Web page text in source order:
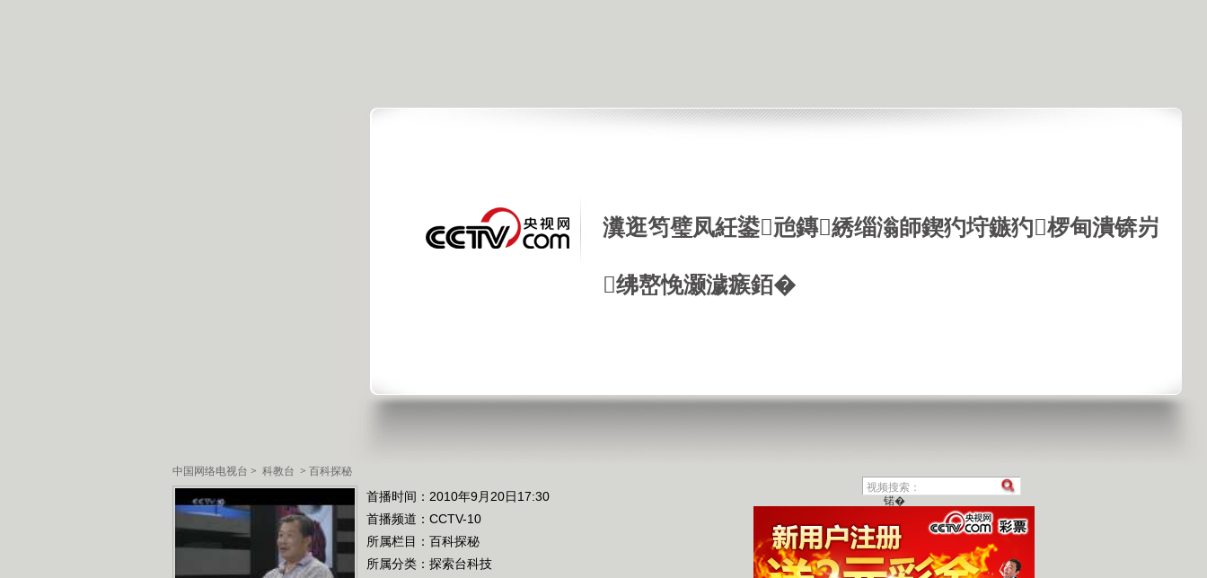
瀵逛笉璧凤紝鍙兘鏄綉缁滃師鍥犳垨鏃犳椤甸潰锛岃
绋嶅悗灏濊瘯銆�
中国网络电视台 > 科教台 > 百科探秘
首播时间：2010年9月20日17:30
首播频道： CCTV-10
所属栏目： 百科探秘
所属分类：探索台科技
锘�